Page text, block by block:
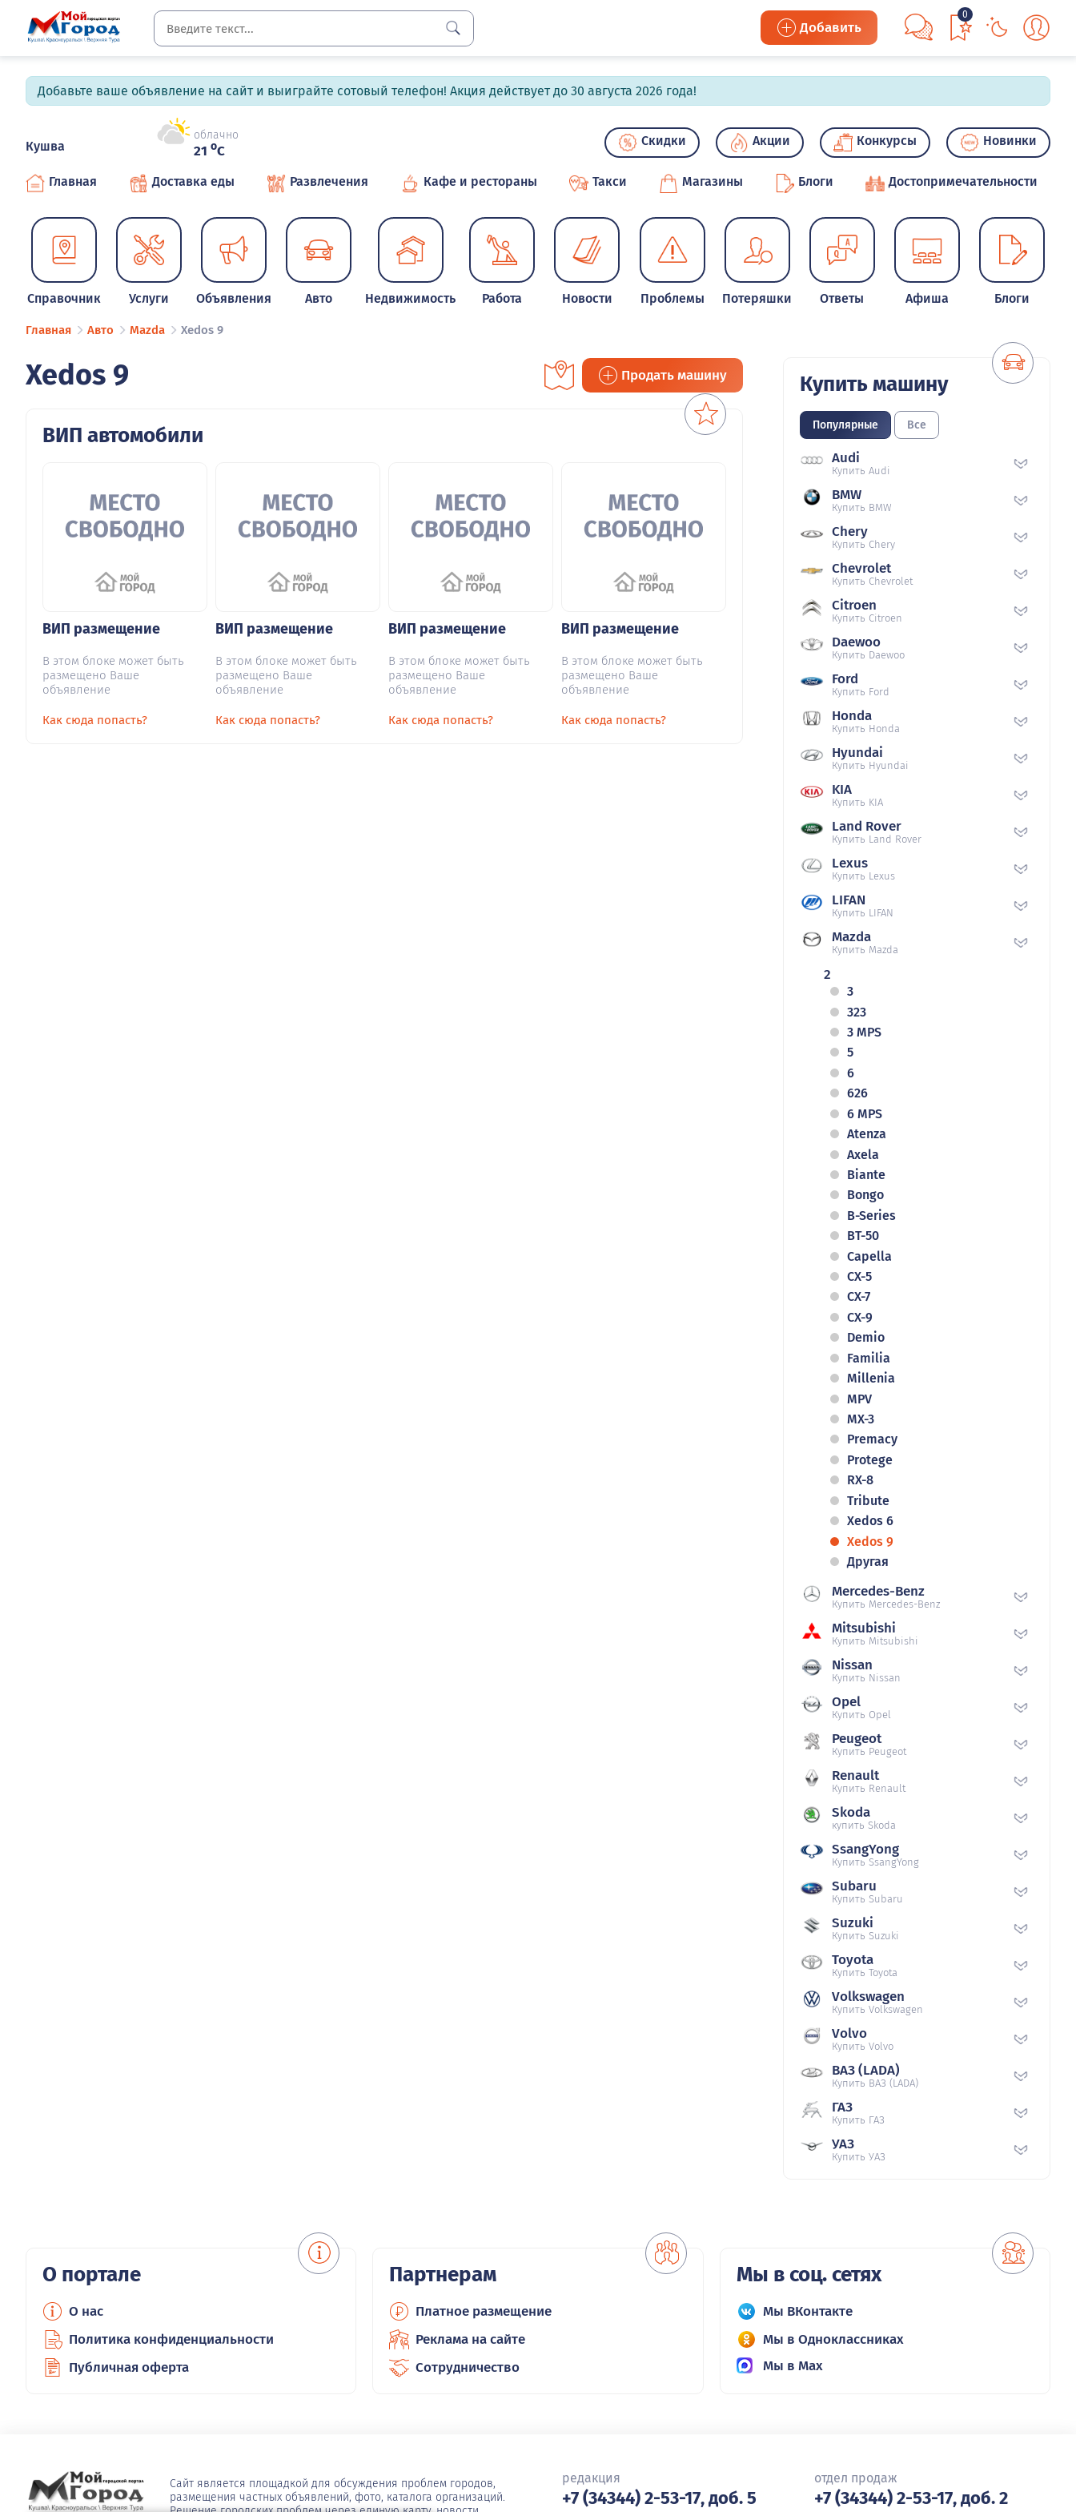
Добавить
0
Добавьте ваше объявление на сайт и выиграйте сотовый телефон! Акция действует до 30 августа 2026 года!
Кушва
облачно
21 oC
Скидки Акции Конкурсы Новинки
Главная Доставка еды Развлечения Кафе и рестораны Такси Магазины Блоги Достопримечательности
Справочник Услуги Объявления Авто Недвижимость Работа Новости Проблемы Потеряшки Ответы Афиша Блоги
Главная Авто Mazda Xedos 9
Xedos 9 Продать машину
ВИП автомобили
ВИП размещение
В этом блоке может быть
размещено Ваше
объявление
Как сюда попасть?
ВИП размещение
В этом блоке может быть
размещено Ваше
объявление
Как сюда попасть?
ВИП размещение
В этом блоке может быть
размещено Ваше
объявление
Как сюда попасть?
ВИП размещение
В этом блоке может быть
размещено Ваше
объявление
Как сюда попасть?
Купить машину
Популярные Все
Audi
Купить Audi
BMW
Купить BMW
Chery
Купить Chery
Chevrolet
Купить Chevrolet
Citroen
Купить Citroen
Daewoo
Купить Daewoo
Ford
Купить Ford
Honda
Купить Honda
Hyundai
Купить Hyundai
KIA
Купить KIA
Land Rover
Купить Land Rover
Lexus
Купить Lexus
LIFAN
Купить LIFAN
Mazda
Купить Mazda
2
3
323
3 MPS
5
6
626
6 MPS
Atenza
Axela
Biante
Bongo
B-Series
BT-50
Capella
CX-5
CX-7
CX-9
Demio
Familia
Millenia
MPV
MX-3
Premacy
Protege
RX-8
Tribute
Xedos 6
Xedos 9
Другая
Mercedes-Benz
Купить Mercedes-Benz
Mitsubishi
Купить Mitsubishi
Nissan
Купить Nissan
Opel
Купить Opel
Peugeot
Купить Peugeot
Renault
Купить Renault
Skoda
купить Skoda
SsangYong
Купить SsangYong
Subaru
Купить Subaru
Suzuki
Купить Suzuki
Toyota
Купить Toyota
Volkswagen
Купить Volkswagen
Volvo
Купить Volvo
ВАЗ (LADA)
Купить ВАЗ (LADA)
ГАЗ
Купить ГАЗ
УАЗ
Купить УАЗ
О портале
О нас
Политика конфиденциальности
Публичная оферта
Партнерам
Платное размещение
Реклама на сайте
Сотрудничество
Мы в соц. сетях
Мы ВКонтакте
Мы в Одноклассниках
Мы в Max
Сайт является площадкой для обсуждения проблем городов,
размещения частных объявлений, фото, каталога организаций.
редакция
+7 (34344) 2-53-17, доб. 5
отдел продаж
+7 (34344) 2-53-17, доб. 2